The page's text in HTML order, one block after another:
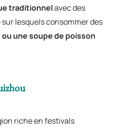
traditionnelavec des
lesquels consommer des
une soupe de poisson
riche en festivals